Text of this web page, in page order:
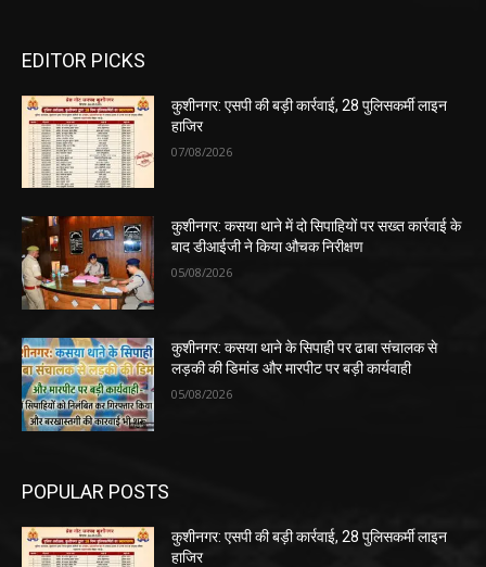
EDITOR PICKS
कुशीनगर: एसपी की बड़ी कार्रवाई, 28 पुलिसकर्मी लाइन
हाजिर
07/08/2026
कुशीनगर: कसया थाने में दो सिपाहियों पर सख्त कार्रवाई के
बाद डीआईजी ने किया औचक निरीक्षण
05/08/2026
कुशीनगर: कसया थाने के सिपाही पर ढाबा संचालक से
लड़की की डिमांड और मारपीट पर बड़ी कार्यवाही
05/08/2026
POPULAR POSTS
कुशीनगर: एसपी की बड़ी कार्रवाई, 28 पुलिसकर्मी लाइन
हाजिर